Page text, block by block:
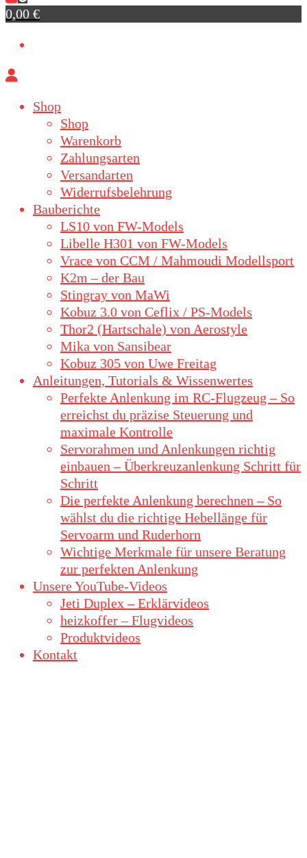
0,00 €
Shop
Shop
Warenkorb
Zahlungsarten
Versandarten
Widerrufsbelehrung
Bauberichte
LS10 von FW-Models
Libelle H301 von FW-Models
Vrace von CCM / Mahmoudi Modellsport
K2m – der Bau
Stingray von MaWi
Kobuz 3.0 von Ceflix / PS-Models
Thor2 (Hartschale) von Aerostyle
Mika von Sansibear
Kobuz 305 von Uwe Freitag
Anleitungen, Tutorials & Wissenwertes
Perfekte Anlenkung im RC-Flugzeug – So
erreichst du präzise Steuerung und
maximale Kontrolle
Servorahmen und Anlenkungen richtig
einbauen – Überkreuzanlenkung Schritt für
Schritt
Die perfekte Anlenkung berechnen – So
wählst du die richtige Hebellänge für
Servoarm und Ruderhorn
Wichtige Merkmale für unsere Beratung
zur perfekten Anlenkung
Unsere YouTube-Videos
Jeti Duplex – Erklärvideos
heizkoffer – Flugvideos
Produktvideos
Kontakt